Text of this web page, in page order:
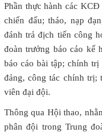
Phần thực hành các
chiến đấu; tháo, nạp
đánh trả địch tiến công
đoàn trưởng báo cáo kế
báo cáo bài tập; chính
đảng, công tác chính trị;
viên đại đội.
Thông qua Hội thao,
phân đội trong Trung